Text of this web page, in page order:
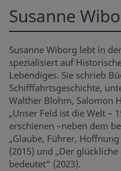
Susanne
Susanne Wiborg lebt in
spezialisiert auf
Lebendiges. Sie schrieb
Schifffahrtsgeschichte,
Walther Blohm, Salomon
„Unser Feld ist die Welt –
erschienen –neben dem
„Glaube, Führer,
(2015) und „Der
bedeutet“ (2023).